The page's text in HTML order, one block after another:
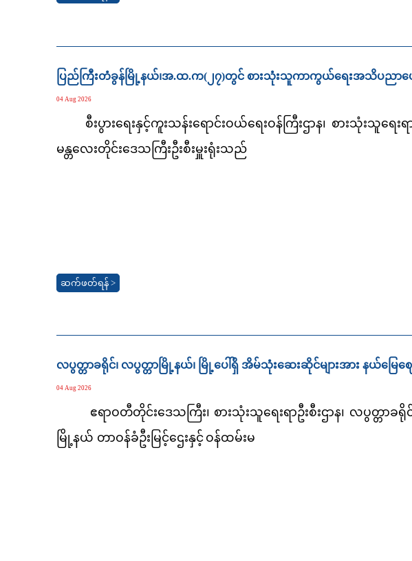
ပြည်ကြီးတံခွန်မြို့နယ်၊အ.ထ.က(၂၇)တွင် စားသုံးသူကာကွယ်ရေးအသိပညာပေ
04 Aug 2026
စီးပွားရေးနှင့်ကူးသန်းရောင်းဝယ်ရေးဝန်ကြီးဌာန၊ စားသုံးသူရေးရာ
မန္တလေးတိုင်းဒေသကြီးဦးစီးမှူးရုံးသည်
ဆက်ဖတ်ရန် >
လပွတ္တာခရိုင်၊ လပွတ္တာမြို့နယ်၊ မြို့ပေါ်ရှိ အိမ်သုံးဆေးဆိုင်များအား နယ်မြေ
04 Aug 2026
ဧရာဝတီတိုင်းဒေသကြီး၊ စားသုံးသူရေးရာဦးစီးဌာန၊ လပွတ္တာခရို
မြို့နယ် တာဝန်ခံဦးမြင့်ဌေးနှင့် ဝန်ထမ်းမ